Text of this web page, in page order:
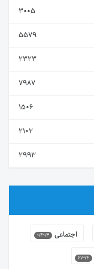
3005
5579
2323
7987
1506
2102
2993
اجتماعی 9493
6794